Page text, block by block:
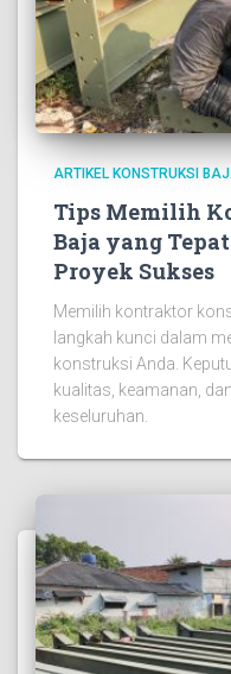
ARTIKEL KONSTRUKSI
Tips Memilih
Baja yang
Proyek Sukses
Memilih kontraktor
langkah kunci dalam
konstruksi Anda.
kualitas, keamanan,
keseluruhan.